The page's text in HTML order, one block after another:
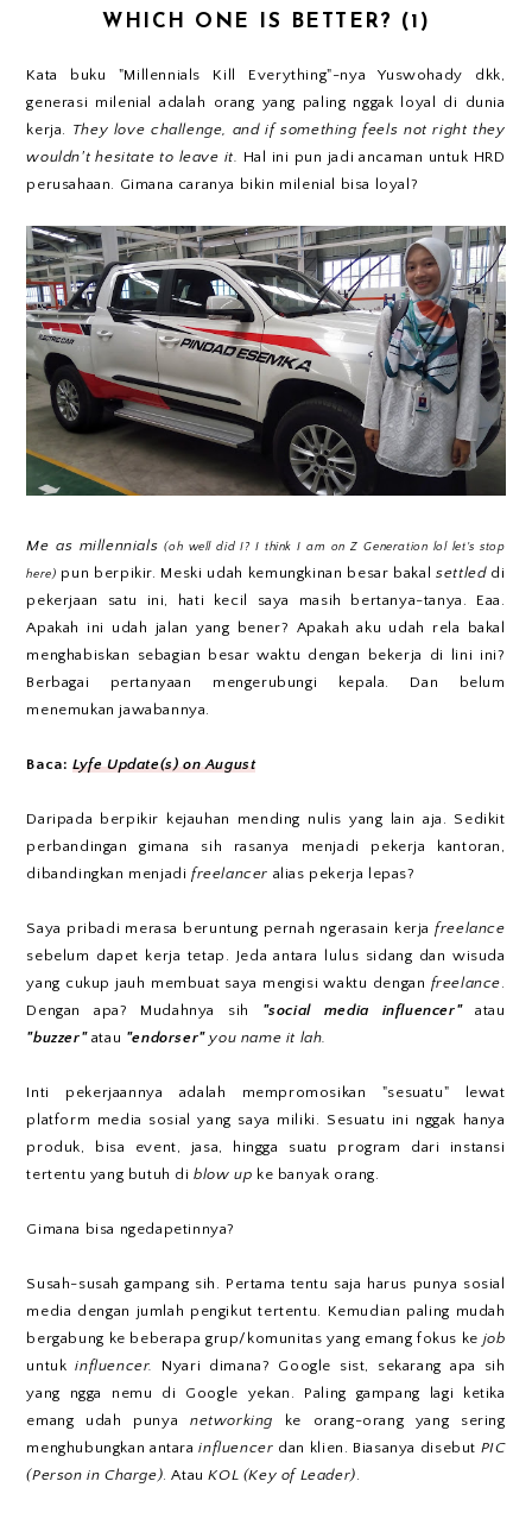
WHICH ONE IS BETTER? (1)
Kata buku "Millennials Kill Everything"-nya Yuswohady dkk,
generasi milenial adalah orang yang paling nggak loyal di dunia
kerja. They love challenge, and if something feels not right they
wouldn't hesitate to leave it. Hal ini pun jadi ancaman untuk HRD
perusahaan. Gimana caranya bikin milenial bisa loyal?
Me as millennials(oh well did I? I think I am on Z Generation lol let's stop
here) pun berpikir. Meski udah kemungkinan besar bakalsettleddi
pekerjaan satu ini, hati kecil saya masih bertanya-tanya. Eaa.
Apakah ini udah jalan yang bener? Apakah aku udah rela bakal
menghabiskan sebagian besar waktu dengan bekerja di lini ini?
Berbagai pertanyaan mengerubungi kepala. Dan belum
menemukan jawabannya.
Baca:Lyfe Update(s) on August
Daripada berpikir kejauhan mending nulis yang lain aja. Sedikit
perbandingan gimana sih rasanya menjadi pekerja kantoran,
dibandingkan menjadifreelancer alias pekerja lepas?
Saya pribadi merasa beruntung pernah ngerasain kerjafreelance
sebelum dapet kerja tetap. Jeda antara lulus sidang dan wisuda
yang cukup jauh membuat saya mengisi waktu dengan freelance
Dengan apa? Mudahnya sih
"social media influencer"atau
"buzzer"atau "endorser"you name it lah.
Inti pekerjaannya adalah mempromosikan "sesuatu" lewat
platform media sosial yang saya miliki. Sesuatu ini nggak hanya
produk, bisa event, jasa, hingga suatu program dari instansi
tertentu yang butuh diblow up ke banyak orang.
Gimana bisa ngedapetinnya?
Susah-susah gampang sih. Pertama tentu saja harus punya sosial
media dengan jumlah pengikut tertentu. Kemudian paling mudah
bergabung ke beberapa grup/komunitas yang emang fokus ke job
untukinfluencer.
Nyari dimana? Google sist, sekarang apa sih
yang ngga nemu di Google yekan. Paling gampang lagi ketika
emang udah punya networking ke orang-orang yang sering
menghubungkan antarainfluencer dan klien. Biasanya disebut PIC
(Person in Charge) . AtauKOL (Key of Leader)